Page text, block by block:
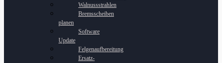
Walnussstrahlen
Bremsscheiben
planen
Software
Update
Felgenaufbereitung
Ersatz-